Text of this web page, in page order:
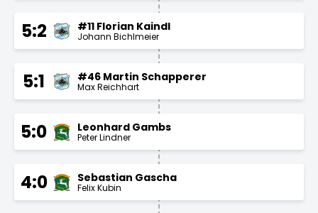
5:2 #11 Florian Kaindl
Johann Bichlmeier
5:1 #46 Martin Schapperer
Max Reichhart
5:0 Leonhard Gambs
Peter Lindner
4:0 Sebastian Gascha
Felix Kubin